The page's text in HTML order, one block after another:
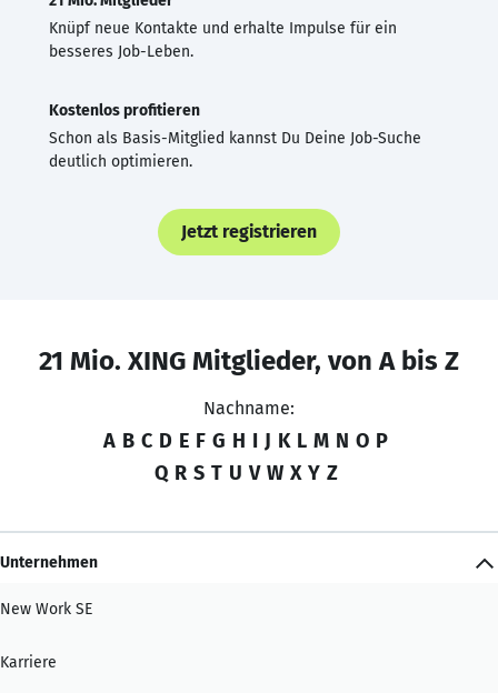
Knüpf neue Kontakte und erhalte Impulse für ein
besseres Job-Leben.
Kostenlos profitieren
Schon als Basis-Mitglied kannst Du Deine Job-Suche
deutlich optimieren.
Jetzt registrieren
21 Mio. XING Mitglieder, von A bis Z
Nachname:
A B C D E F G H I J K L M N O P
Q R S T U V W X Y Z
Unternehmen
New Work SE
Karriere